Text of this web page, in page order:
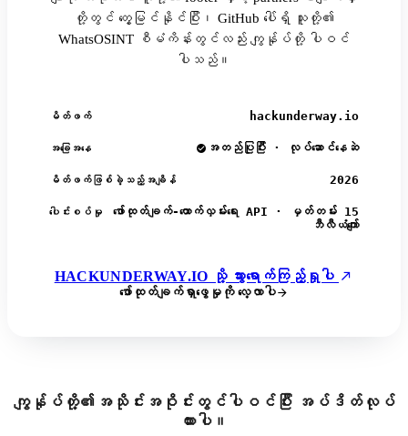
တို့တွင် တွေ့မြင်နိုင်ပြီး၊ GitHub ပေါ်ရှိ သူတို့၏
WhatsOSINT စီမံကိန်းတွင်လည်း ကျွန်ုပ်တို့ ပါဝင်
ပါသည်။
မိတ်ဖက် hackunderway.io
အခြေအနေ အတည်ပြုပြီး · လုပ်ဆောင်နေဆဲ
မိတ်ဖက်ဖြစ်ခဲ့သည့်အချိန် 2026
ပေါင်းစပ်မှု
ဖော်ထုတ်ချက်-ထောက်လှမ်းရေး API · မှတ်တမ်း 15
ဘီလီယံကျော်
HACKUNDERWAY.IO သို့ သွားရောက်ကြည့်ရှုပါ
ဖော်ထုတ်ချက်ရှာဖွေမှုကို လေ့လာပါ
ကျွန်ုပ်တို့၏အသိုင်းအဝိုင်းတွင်ပါဝင်ပြီး အပ်ဒိတ်လုပ်
ထားပါ။